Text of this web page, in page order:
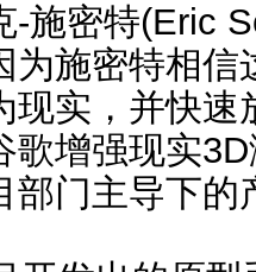
-施密特(Eric
为施密特相
现实，并快速
歌增强现实
部门主导下的